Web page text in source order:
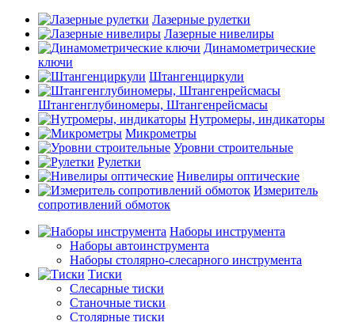
Лазерные рулетки
Лазерные нивелиры
Динамометрические
ключи
Штангенциркули
Штангенглубиномеры, Штангенрейсмасы
Нутромеры, индикаторы
Микрометры
Уровни строительные
Рулетки
Нивелиры оптические
Измеритель
сопротивлений обмоток
Наборы инструмента
Наборы автоинструмента
Наборы столярно-слесарного инструмента
Тиски
Слесарные тиски
Станочные тиски
Столярные тиски